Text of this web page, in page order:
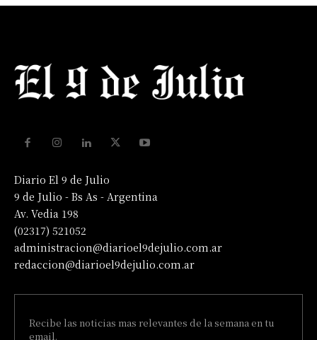
Diario El 9 de Julio
9 de Julio - Bs As - Argentina
Av. Vedia 198
(02317) 521052
administracion@diarioel9dejulio.com.ar
redaccion@diarioel9dejulio.com.ar
Recibe las noticias mas relevantes de la semana en tu
email.